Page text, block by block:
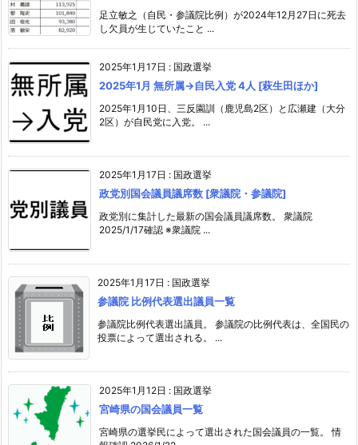
足立敏之（自民・参議院比例）が2024年12月27日に死去
し欠員が生じていたこと ...
2025年1月17日 : 国政選挙
2025年1月 無所属→自民入党 4人 [萩生田ほか]
2025年1月10日、三反園訓（鹿児島2区）と広瀬建（大分
2区）が自民党に入党。 ...
2025年1月17日 : 国政選挙
政党別国会議員議席数 [衆議院・参議院]
政党別に集計した最新の国会議員議席数。 衆議院
2025/1/17確認 ※衆議院 ...
2025年1月17日 : 国政選挙
参議院 比例代表選出議員一覧
参議院比例代表選出議員。 参議院の比例代表は、全国民の
投票によって選出される。 ...
2025年1月12日 : 国政選挙
宮崎県の国会議員一覧
宮崎県の選挙民によって選出された国会議員の一覧。 情